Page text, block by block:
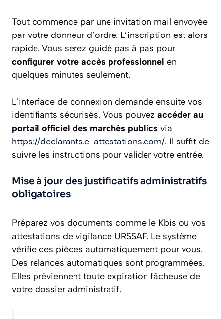
Tout commence par une invitation mail envoyée
par votre donneur d’ordre. L’inscription est alors
rapide. Vous serez guidé pas à pas pour
configurer votre accès professionnel en
quelques minutes seulement.
L’interface de connexion demande ensuite vos
identifiants sécurisés. Vous pouvez accéder au
portail officiel des marchés publics via
https://declarants.e-attestations.com/. Il suffit de
suivre les instructions pour valider votre entrée.
Mise à jour des justificatifs administratifs
obligatoires
Préparez vos documents comme le Kbis ou vos
attestations de vigilance URSSAF. Le système
vérifie ces pièces automatiquement pour vous.
Des relances automatiques sont programmées.
Elles préviennent toute expiration fâcheuse de
votre dossier administratif.